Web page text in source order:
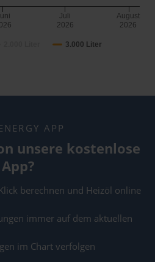
3.000 Liter
Juli
2026
August
2026
APP
unsere kostenlose
App?
berechnen und Heizöl online
immer auf dem aktuellen
im Chart verfolgen